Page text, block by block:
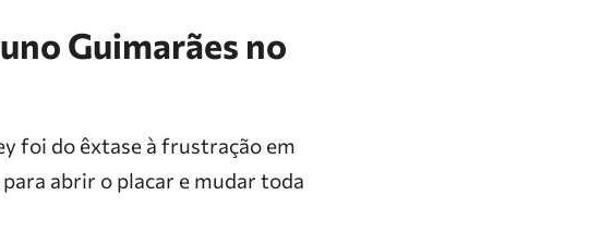
Guimarães no
foi do êxtase à frustração em
abrir o placar e mudar toda